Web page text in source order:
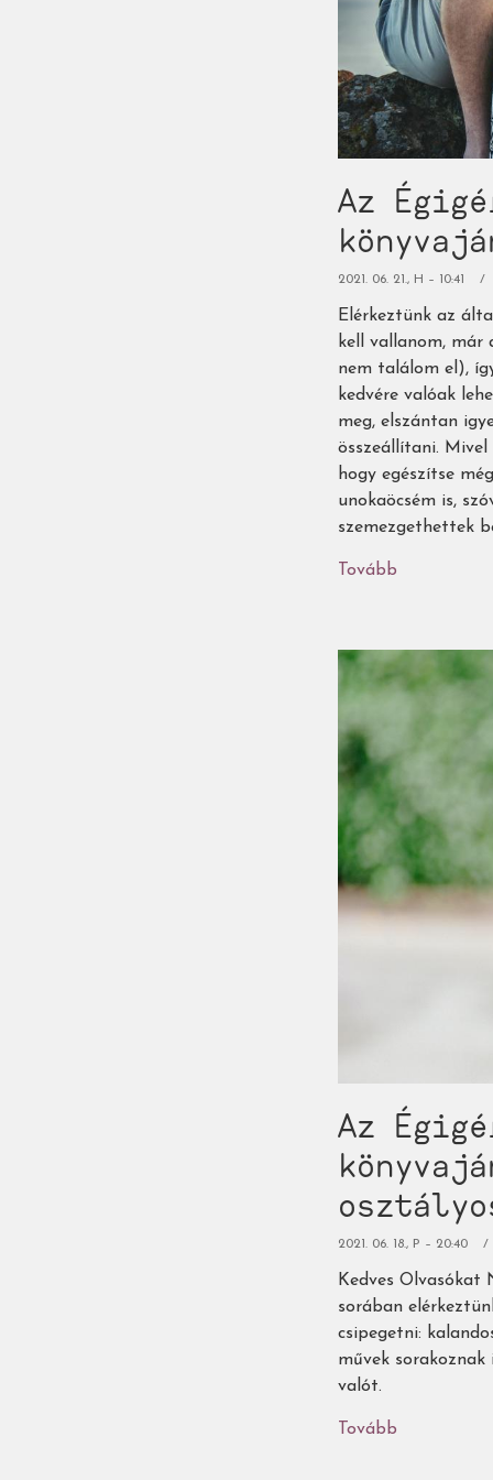
Az
2021. 06. 21., H – 10:41
Elérkeztünk az
kell vallanom, már
nem találom el),
kedvére valóak
meg, elszántan
összeállítani.
hogy egészítse
unokaöcsém is,
szemezgethettek
Tovább
gyermek-
rész:
Az
2021. 06. 18., P – 20:40
Kedves Olvasókat
sorában
csipegetni:
művek
valót.
Tovább